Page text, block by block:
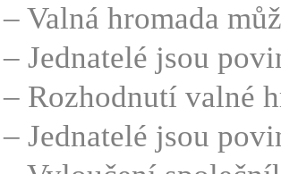
– Valná hromada
– Jednatelé jsou
– Rozhodnutí valné
– Jednatelé jsou